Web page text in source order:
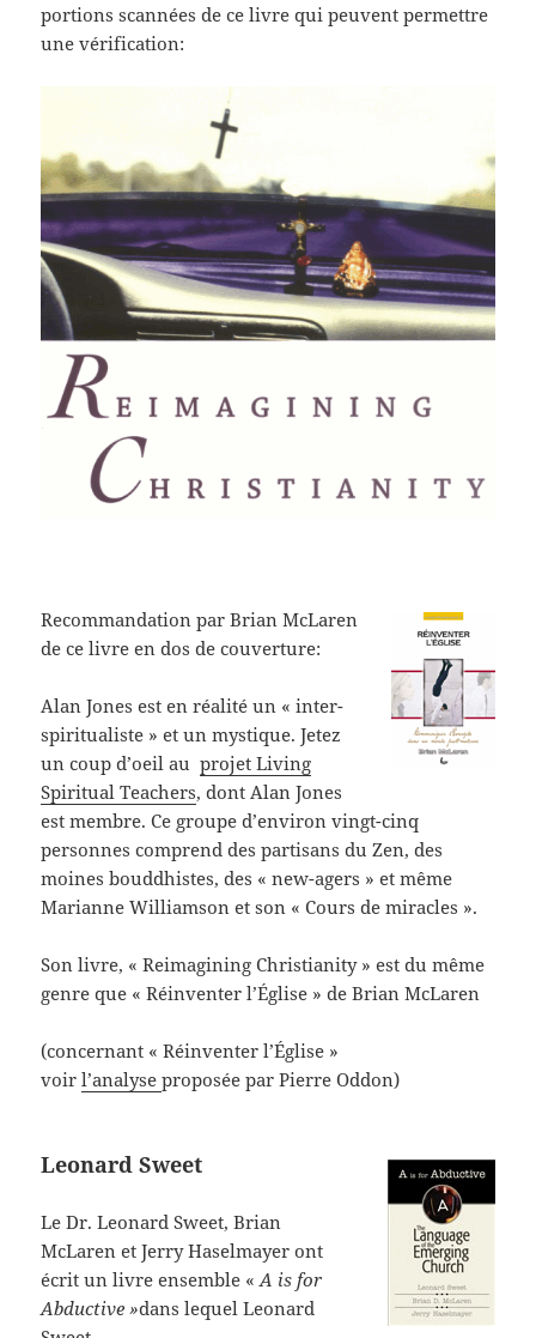
portions scannées de ce livre qui peuvent permettre
une vérification:
Recommandation par Brian McLaren
de ce livre en dos de couverture:
Alan Jones est en réalité un « inter-
spiritualiste » et un mystique. Jetez
un coup d’oeil auprojet Living
Spiritual Teachers, dont Alan Jones
est membre. Ce groupe d’environ vingt-cinq
personnes comprend des partisans du Zen, des
moines bouddhistes, des « new-agers » et même
Marianne Williamson et son « Cours de miracles ».
Son livre, « Reimagining Christianity » est du même
genre que « Réinventer l’Église » de Brian McLaren
(concernant « Réinventer l’Église »
voirl’analyseproposée par Pierre Oddon)
Leonard Sweet
Le Dr. Leonard Sweet, Brian
McLaren et Jerry Haselmayer ont
écrit un livre ensemble «A is for
Abductive »dans lequel Leonard